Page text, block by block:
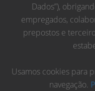
Dados”),
empregados,
prepostos e
Usamos cookies para
navegação.